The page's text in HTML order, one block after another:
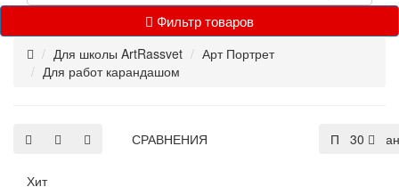
Фильтр товаров
Для школы ArtRassvet
Арт Портрет
Для работ карандашом
СРАВНЕНИЯ 30
По
Хит